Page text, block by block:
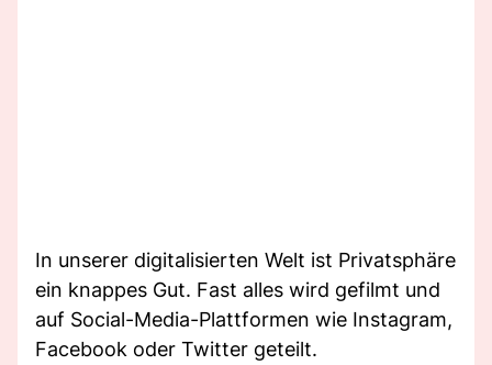
In unserer digitalisierten Welt ist Privatsphäre
ein knappes Gut. Fast alles wird gefilmt und
auf Social-Media-Plattformen wie Instagram,
Facebook oder Twitter geteilt.